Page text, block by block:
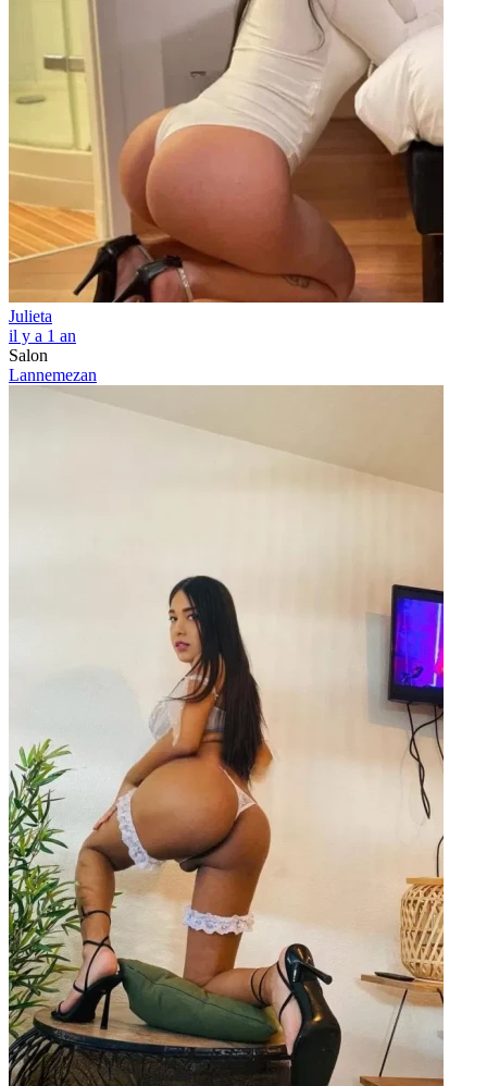
Julieta
il y a 1 an
Salon
Lannemezan